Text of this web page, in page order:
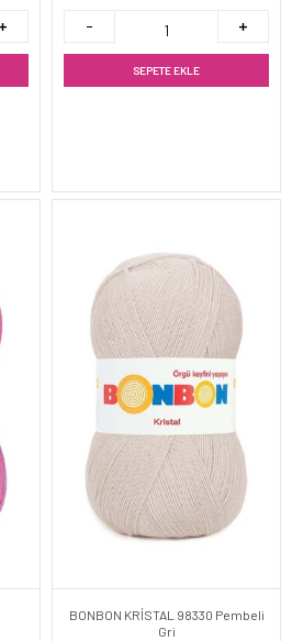
SEPETE EKLE
BONBON KRİSTAL 98330 Pembeli
Gri